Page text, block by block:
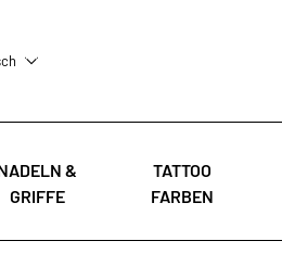
&
GRIFFE
TATTOO
FARBEN